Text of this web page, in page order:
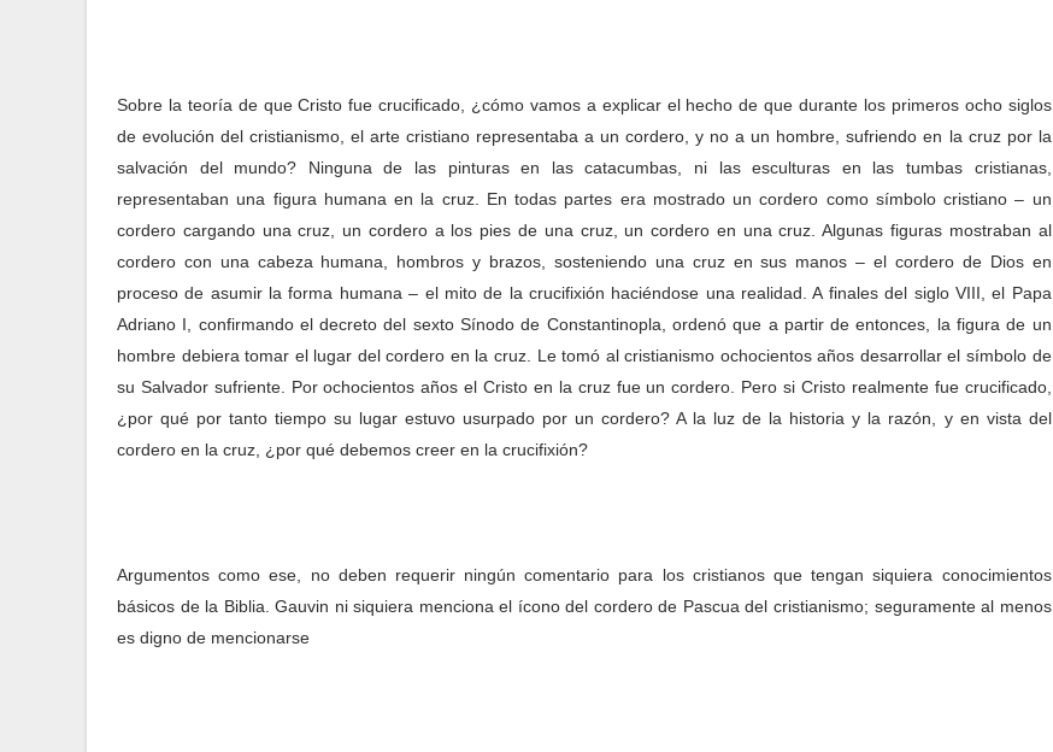
Sobre la teoría de que Cristo fue crucificado, ¿cómo vamos a explicar el hecho de que durante los primeros ocho siglos
de evolución del cristianismo, el arte cristiano representaba a un cordero, y no a un hombre, sufriendo en la cruz por la
salvación del mundo? Ninguna de las pinturas en las catacumbas, ni las esculturas en las tumbas cristianas,
representaban una figura humana en la cruz. En todas partes era mostrado un cordero como símbolo cristiano – un
cordero cargando una cruz, un cordero a los pies de una cruz, un cordero en una cruz. Algunas figuras mostraban al
cordero con una cabeza humana, hombros y brazos, sosteniendo una cruz en sus manos – el cordero de Dios en
proceso de asumir la forma humana – el mito de la crucifixión haciéndose una realidad. A finales del siglo VIII, el Papa
Adriano I, confirmando el decreto del sexto Sínodo de Constantinopla, ordenó que a partir de entonces, la figura de un
hombre debiera tomar el lugar del cordero en la cruz. Le tomó al cristianismo ochocientos años desarrollar el símbolo de
su Salvador sufriente. Por ochocientos años el Cristo en la cruz fue un cordero. Pero si Cristo realmente fue crucificado,
¿por qué por tanto tiempo su lugar estuvo usurpado por un cordero? A la luz de la historia y la razón, y en vista del
cordero en la cruz, ¿por qué debemos creer en la crucifixión?
Argumentos como ese, no deben requerir ningún comentario para los cristianos que tengan siquiera conocimientos
básicos de la Biblia. Gauvin ni siquiera menciona el ícono del cordero de Pascua del cristianismo; seguramente al menos
es digno de mencionarse